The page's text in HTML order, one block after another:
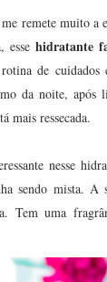
remete muito a
esse hidratante
de
da noite, após
mais ressecada.
nesse
sendo mista. A
Tem uma